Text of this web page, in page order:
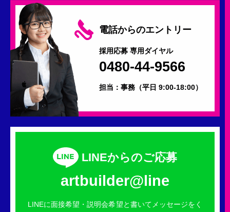
電話からのエントリー
採用応募 専用ダイヤル
0480-44-9566
担当：事務 （平日 9:00-18:00）
LINEからのご応募
artbuilder@line
LINEに面接希望・説明会希望と書いてメッセージをく